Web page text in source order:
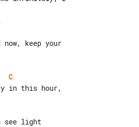
C
in this hour,
see light